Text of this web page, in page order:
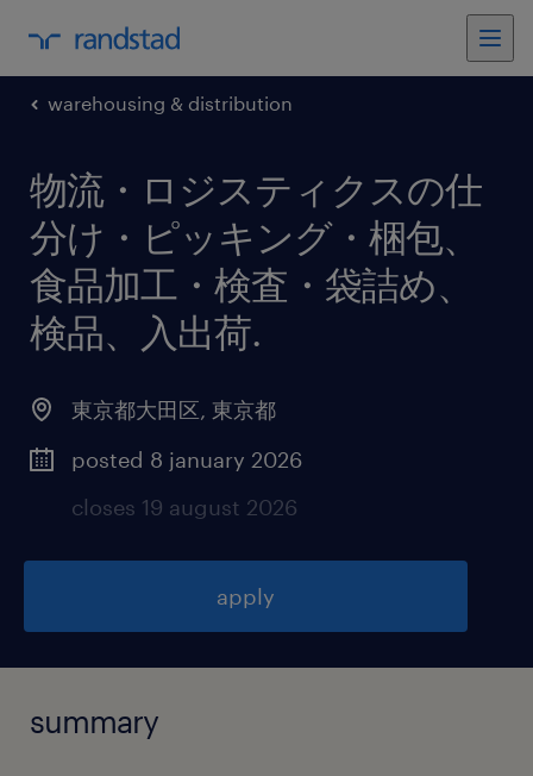
warehousing & distribution
物流・ロジスティクスの仕
分け・ピッキング・梱包、
食品加工・検査・袋詰め、
検品、入出荷.
東京都大田区, 東京都
posted 8 january 2026
closes 19 august 2026
apply
summary